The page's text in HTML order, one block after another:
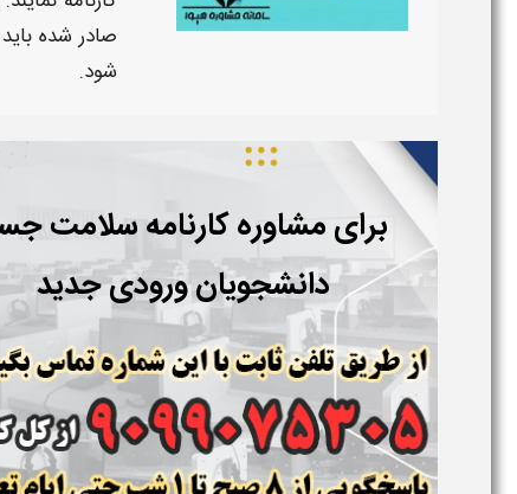
صادر شده
شود.
برای مشاوره کارنامه سلامت
دانشجویان ورودی جدید